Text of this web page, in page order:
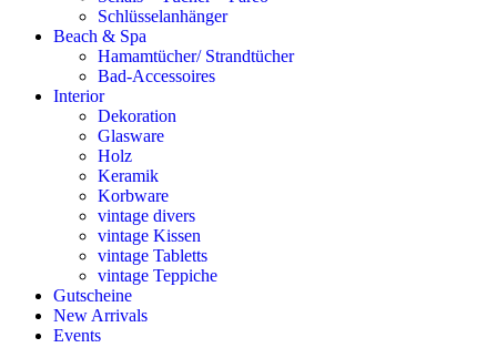
Schlüsselanhänger
Beach & Spa
Hamamtücher/ Strandtücher
Bad-Accessoires
Interior
Dekoration
Glasware
Holz
Keramik
Korbware
vintage divers
vintage Kissen
vintage Tabletts
vintage Teppiche
Gutscheine
New Arrivals
Events